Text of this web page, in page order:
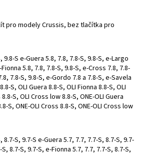
pro modely Crussis, bez tlačítka pro
9.8-S e-Guera 5.8, 7.8, 7.8-S, 9.8-S, e-Largo
5.8, 7.8, 7.8-S, 9.8-S, e-Cross 7.8, 7.8-
7.8-S, 9.8-S, e-Gordo 7.8 a 7.8-S, e-Savela
S, OLI Guera 8.8-S, OLI Fionna 8.8-S, OLI
S, OLI Cross low 8.8-S, ONE-OLI Guera
S, ONE-OLI Cross 8.8-S, ONE-OLI Cross low
S, 9.7-S e-Guera 5.7, 7.7, 7.7-S, 8.7-S, 9.7-
8.7-S, 9.7-S, e-Fionna 5.7, 7.7, 7.7-S, 8.7-S,